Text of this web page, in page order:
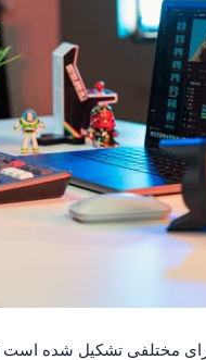
مختلفی تشکیل شده است